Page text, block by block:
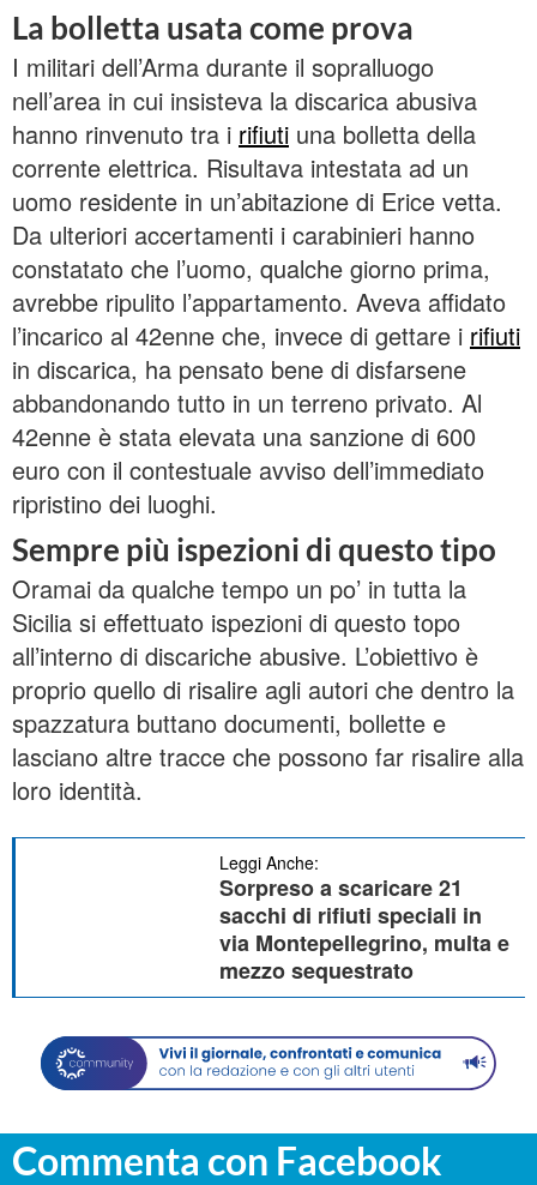
La bolletta usata come prova
I militari dell’Arma durante il sopralluogo
nell’area in cui insisteva la discarica abusiva
hanno rinvenuto tra i rifiuti una bolletta della
corrente elettrica. Risultava intestata ad un
uomo residente in un’abitazione di Erice vetta.
Da ulteriori accertamenti i carabinieri hanno
constatato che l’uomo, qualche giorno prima,
avrebbe ripulito l’appartamento. Aveva affidato
l’incarico al 42enne che, invece di gettare i rifiuti
in discarica, ha pensato bene di disfarsene
abbandonando tutto in un terreno privato. Al
42enne è stata elevata una sanzione di 600
euro con il contestuale avviso dell’immediato
ripristino dei luoghi.
Sempre più ispezioni di questo tipo
Oramai da qualche tempo un po’ in tutta la
Sicilia si effettuato ispezioni di questo topo
all’interno di discariche abusive. L’obiettivo è
proprio quello di risalire agli autori che dentro la
spazzatura buttano documenti, bollette e
lasciano altre tracce che possono far risalire alla
loro identità.
Leggi Anche:
Sorpreso a scaricare 21
sacchi di rifiuti speciali in
via Montepellegrino, multa e
mezzo sequestrato
Commenta con Facebook